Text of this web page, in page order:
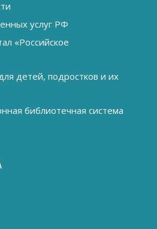
услуг РФ
«Российское
детей, подростков и их
библиотечная система